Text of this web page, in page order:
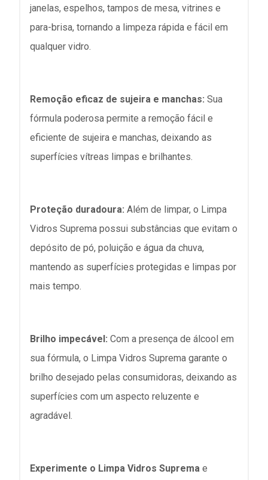
janelas, espelhos, tampos de mesa, vitrines e
para-brisa, tornando a limpeza rápida e fácil em
qualquer vidro.
Remoção eficaz de sujeira e manchas: Sua
fórmula poderosa permite a remoção fácil e
eficiente de sujeira e manchas, deixando as
superfícies vítreas limpas e brilhantes.
Proteção duradoura: Além de limpar, o Limpa
Vidros Suprema possui substâncias que evitam o
depósito de pó, poluição e água da chuva,
mantendo as superfícies protegidas e limpas por
mais tempo.
Brilho impecável: Com a presença de álcool em
sua fórmula, o Limpa Vidros Suprema garante o
brilho desejado pelas consumidoras, deixando as
superfícies com um aspecto reluzente e
agradável.
Experimente o Limpa Vidros Suprema e